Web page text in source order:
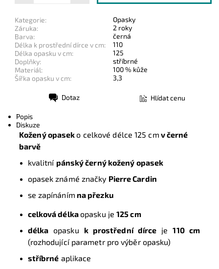
Kategorie:
Opasky
Záruka:
2 roky
Barva:
černá
Délka k prostřední dírce v cm:
110
Délka opasku v cm:
125
Doplňky:
stříbrné
Materiál:
100 % kůže
Šířka opasku v cm:
3,3
Dotaz Hlídat cenu
Popis
Diskuze
Kožený opaseko celkové délce 125 cm v černé
barvě
kvalitní pánský černý kožený opasek
opasek známé značky Pierre Cardin
se zapínáním na přezku
celková délkaopasku je 125 cm
délka opasku k prostřední dírce je110 cm
(rozhodující parametr pro výběr opasku)
stříbrné aplikace